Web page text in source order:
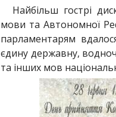
Найбільш гострі
мови та Автономної
парламентарям
єдину державну,
та інших мов